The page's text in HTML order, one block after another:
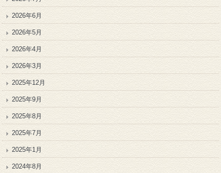
2026年6月
2026年5月
2026年4月
2026年3月
2025年12月
2025年9月
2025年8月
2025年7月
2025年1月
2024年8月